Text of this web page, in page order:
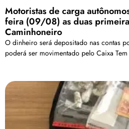
Motoristas de carga
feira (09/08) as duas
Caminhoneiro
O dinheiro será depositado nas contas
poderá ser movimentado pelo Caixa Tem